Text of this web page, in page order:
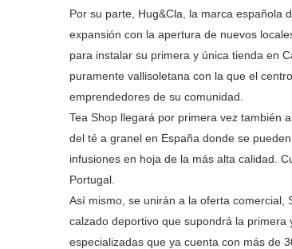
Por su parte, Hug&Cla, la marca española
expansión con la apertura de nuevos
para instalar su primera y única tienda en
puramente vallisoletana con la que el
emprendedores de su comunidad.
Tea Shop llegará por primera vez también
del té a granel en España donde se
infusiones en hoja de la más alta calidad.
Portugal.
Así mismo, se unirán a la oferta comercial,
calzado deportivo que supondrá la
especializadas que ya cuenta con más de